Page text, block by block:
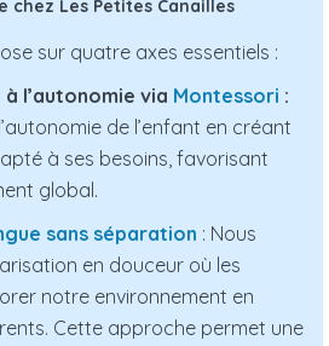
chez Les Petites Canailles
sur quatre axes essentiels :
l’autonomie via Montessori :
de l’enfant en créant
à ses besoins, favorisant
global.
sans séparation : Nous
en douceur où les
notre environnement en
Cette approche permet une